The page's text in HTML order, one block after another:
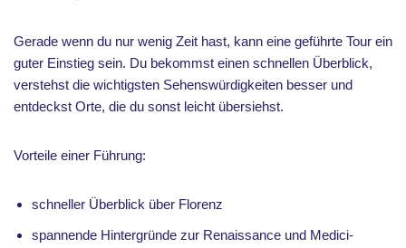
Gerade wenn du nur wenig Zeit hast, kann eine geführte Tour ein
guter Einstieg sein. Du bekommst einen schnellen Überblick,
verstehst die wichtigsten Sehenswürdigkeiten besser und
entdeckst Orte, die du sonst leicht übersiehst.
Vorteile einer Führung:
schneller Überblick über Florenz
spannende Hintergründe zur Renaissance und Medici-